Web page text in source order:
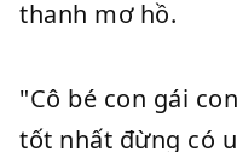
thanh mơ hồ.
"Cô bé con gái
tốt nhất đừng có